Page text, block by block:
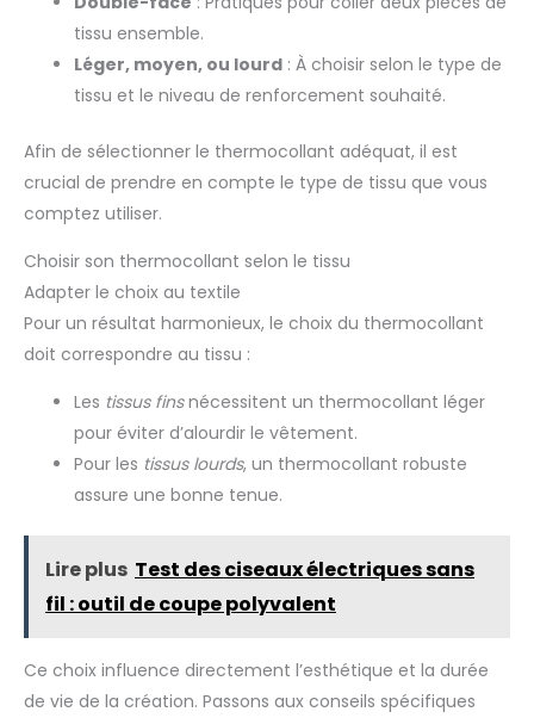
tissu ensemble.
Léger, moyen, ou lourd : À choisir selon le type de
tissu et le niveau de renforcement souhaité.
Afin de sélectionner le thermocollant adéquat, il est
crucial de prendre en compte le type de tissu que vous
comptez utiliser.
Choisir son thermocollant selon le tissu
Adapter le choix au textile
Pour un résultat harmonieux, le choix du thermocollant
doit correspondre au tissu :
Les tissus finsnécessitent un thermocollant léger
pour éviter d’alourdir le vêtement.
Pour les tissus lourds, un thermocollant robuste
assure une bonne tenue.
Lire plus Test des ciseaux électriques sans
fil : outil de coupe polyvalent
Ce choix influence directement l’esthétique et la durée
de vie de la création. Passons aux conseils spécifiques